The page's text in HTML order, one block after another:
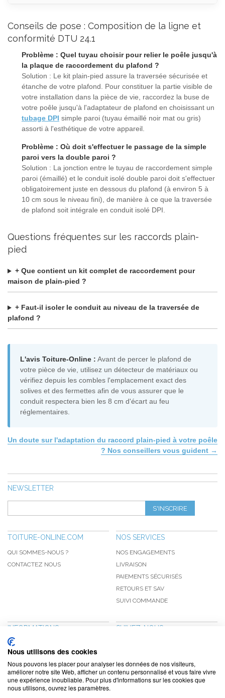
Conseils de pose : Composition de la ligne et
conformité DTU 24.1
Problème : Quel tuyau choisir pour relier le poêle jusqu'à
la plaque de raccordement du plafond ?
Solution : Le kit plain-pied assure la traversée sécurisée et
étanche de votre plafond. Pour constituer la partie visible de
votre installation dans la pièce de vie, raccordez la buse de
votre poêle jusqu'à l'adaptateur de plafond en choisissant un
tubage DPI simple paroi (tuyau émaillé noir mat ou gris)
assorti à l'esthétique de votre appareil.
Problème : Où doit s'effectuer le passage de la simple
paroi vers la double paroi ?
Solution : La jonction entre le tuyau de raccordement simple
paroi (émaillé) et le conduit isolé double paroi doit s'effectuer
obligatoirement juste en dessous du plafond (à environ 5 à
10 cm sous le niveau fini), de manière à ce que la traversée
de plafond soit intégrale en conduit isolé DPI.
Questions fréquentes sur les raccords plain-
pied
+ Que contient un kit complet de raccordement pour
maison de plain-pied ?
+ Faut-il isoler le conduit au niveau de la traversée de
plafond ?
L'avis Toiture-Online : Avant de percer le plafond de
votre pièce de vie, utilisez un détecteur de matériaux ou
vérifiez depuis les combles l'emplacement exact des
solives et des fermettes afin de vous assurer que le
conduit respectera bien les 8 cm d'écart au feu
réglementaires.
Un doute sur l'adaptation du raccord plain-pied à votre poêle
? Nos conseillers vous guident →
NEWSLETTER
S'INSCRIRE
TOITURE-ONLINE.COM
QUI SOMMES-NOUS ?
CONTACTEZ NOUS
NOS SERVICES
NOS ENGAGEMENTS
LIVRAISON
PAIEMENTS SÉCURISÉS
RETOURS ET SAV
SUIVI COMMANDE
INFORMATIONS
NOUVEAUTÉS
PROMOTIONS
CGV
CONFIDENTIALITÉ
MENTIONS LÉGALES
SUIVEZ-NOUS
NOTRE BLOG
Nous utilisons des cookies
Nous pouvons les placer pour analyser les données de nos visiteurs,
améliorer notre site Web, afficher un contenu personnalisé et vous faire vivre
une expérience inoubliable. Pour plus d'informations sur les cookies que
nous utilisons, ouvrez les paramètres.